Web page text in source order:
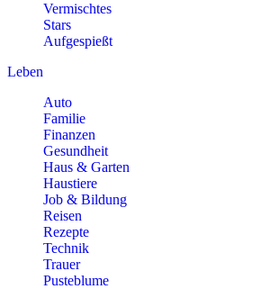
Vermischtes
Stars
Aufgespießt
Leben
Auto
Familie
Finanzen
Gesundheit
Haus & Garten
Haustiere
Job & Bildung
Reisen
Rezepte
Technik
Trauer
Pusteblume